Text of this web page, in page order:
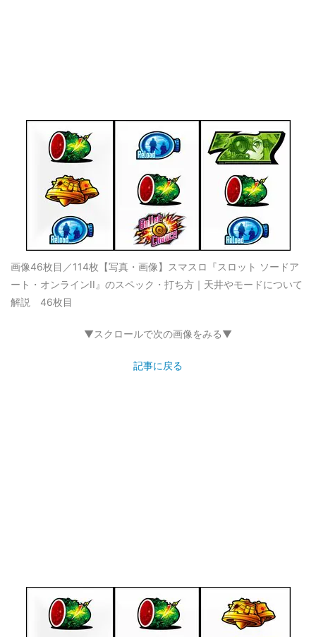
画像46枚目／114枚 【写真・画像】スマスロ『スロット ソードア
ート・オンラインII』のスペック・打ち方｜天井やモードについて
解説 46枚目
▼スクロールで次の画像をみる▼
記事に戻る